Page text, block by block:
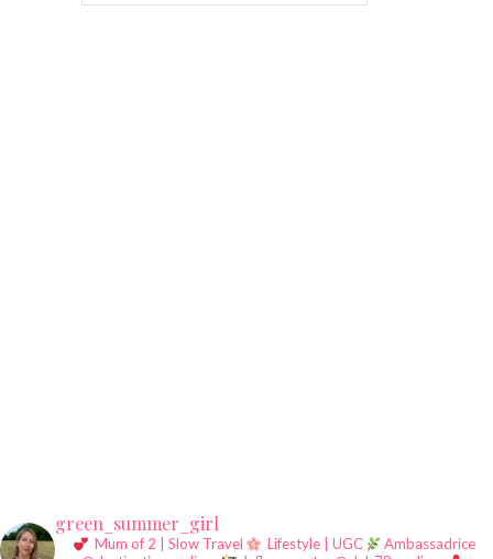
green_summer_girl
Mum of 2 | Slow Travel Lifestyle | UGC
Ambassadrice